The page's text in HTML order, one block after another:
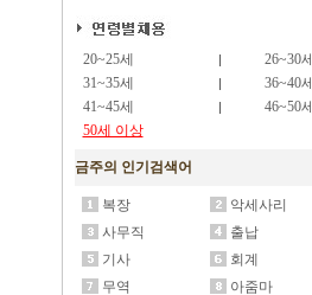
20~25세
26~30세
31~35세
36~40세
41~45세
46~50세
50세 이상
금주의 인기검색어
복장
악세사리
사무직
출납
기사
회계
무역
아줌마